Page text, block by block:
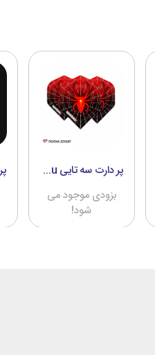
پر دارت سه تایی winmau مگا استاندارد Spider (اصل)
بزودی موجود می
شود!